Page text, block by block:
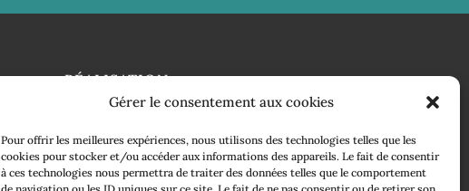
Gérer le consentement aux cookies
Pour offrir les meilleures expériences, nous utilisons des technologies telles que les
cookies pour stocker et/ou accéder aux informations des appareils. Le fait de consentir
à ces technologies nous permettra de traiter des données telles que le comportement
RÉALISATION